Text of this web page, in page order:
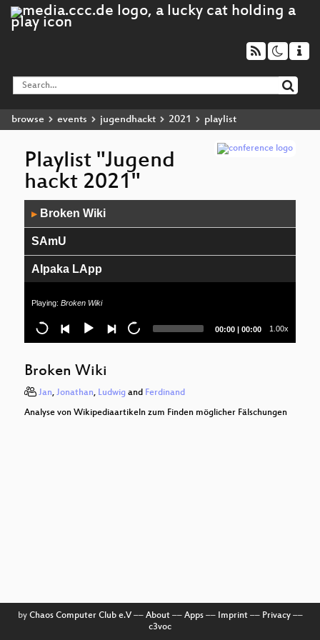
browse events jugendhackt 2021 playlist
Playlist "Jugend
hackt 2021"
Player
▶ Broken Wiki
SAmU
Alpaka LApp
co2lator
Wie funktioniert ein Mikrofon und wie verwende
Playing: Broken Wiki
Current
00:00 | Total
00:00 1.00x
Broken Wiki
Jan, Jonathan, Ludwig and Ferdinand
Analyse von Wikipediaartikeln zum Finden möglicher Fälschungen
by Chaos Computer Club e.V–– About–– Apps–– Imprint–– Privacy––
c3voc